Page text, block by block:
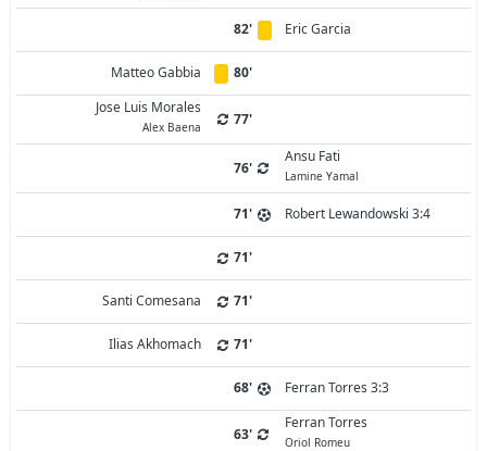
82' Eric Garcia
Matteo Gabbia
80'
Jose Luis Morales
Alex Baena 77'
76'
Ansu Fati
Lamine Yamal
71' Robert Lewandowski 3:4
71'
Santi Comesana 71'
Ilias Akhomach 71'
68' Ferran Torres 3:3
63'
Ferran Torres
Oriol Romeu